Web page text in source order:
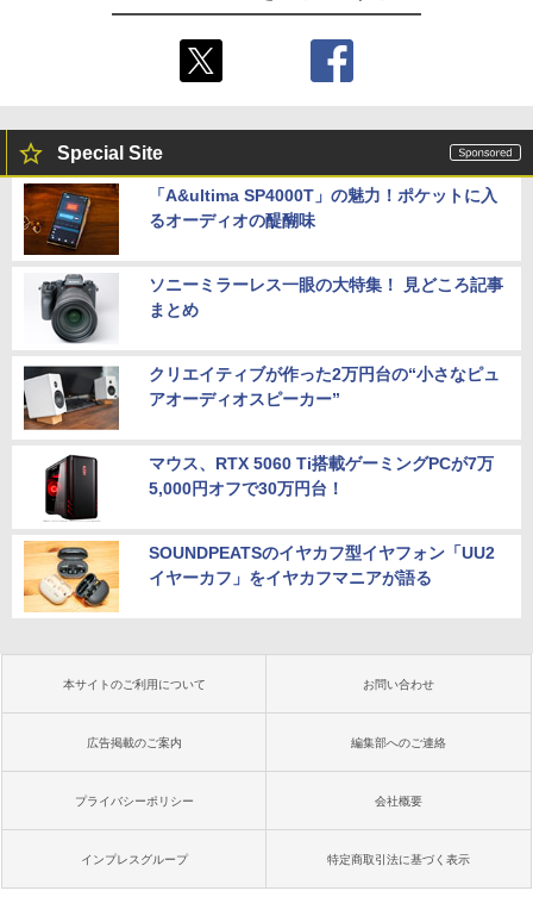
Special Site
「A&ultima SP4000T」の魅力！ポケットに入
るオーディオの醍醐味
ソニーミラーレス一眼の大特集！ 見どころ記事
まとめ
クリエイティブが作った2万円台の“小さなピュ
アオーディオスピーカー”
マウス、RTX 5060 Ti搭載ゲーミングPCが7万
5,000円オフで30万円台！
SOUNDPEATSのイヤカフ型イヤフォン「UU2
イヤーカフ」をイヤカフマニアが語る
本サイトのご利用について お問い合わせ
広告掲載のご案内 編集部へのご連絡
プライバシーポリシー 会社概要
インプレスグループ 特定商取引法に基づく表示